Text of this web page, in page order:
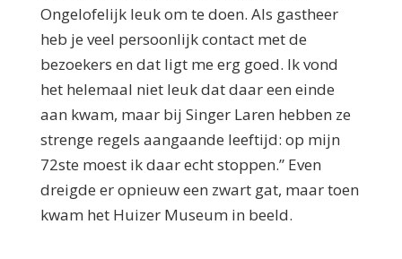
Ongelofelijk leuk om te doen. Als gastheer
heb je veel persoonlijk contact met de
bezoekers en dat ligt me erg goed. Ik vond
het helemaal niet leuk dat daar een einde
aan kwam, maar bij Singer Laren hebben ze
strenge regels aangaande leeftijd: op mijn
72ste moest ik daar echt stoppen.” Even
dreigde er opnieuw een zwart gat, maar toen
kwam het Huizer Museum in beeld.